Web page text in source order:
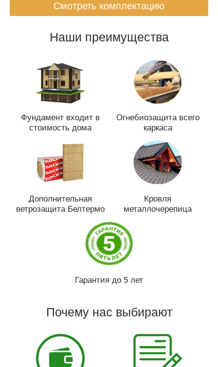
Смотреть комплектацию
Наши преимущества
Фундамент входит в
стоимость дома
Огнебиозащита всего
каркаса
Дополнительная
ветрозащита Белтермо
Кровля
металлочерепица
Гарантия до 5 лет
Почему нас выбирают